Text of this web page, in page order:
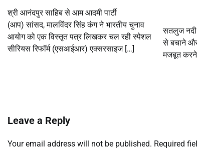
श्री आनंदपुर साहिब से आम आदमी पार्टी
(आप) सांसद, मालविंदर सिंह कंग ने भारतीय चुनाव
आयोग को एक विस्तृत पत्र लिखकर चल रही स्पेशल
सीरियस रिफॉर्म (एसआईआर) एक्सरसाइज […]
सतलुज नदी
से बचाने और
मजबूत करने
Leave a Reply
Your email address will not be published. Required